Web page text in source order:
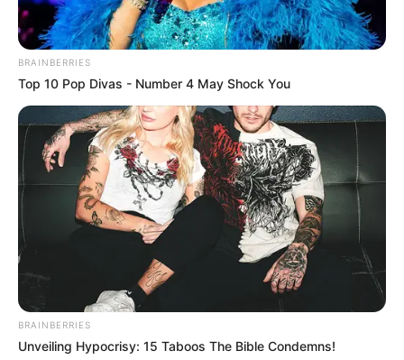
BRAINBERRIES
Top 10 Pop Divas - Number 4 May Shock You
BRAINBERRIES
Unveiling Hypocrisy: 15 Taboos The Bible Condemns!